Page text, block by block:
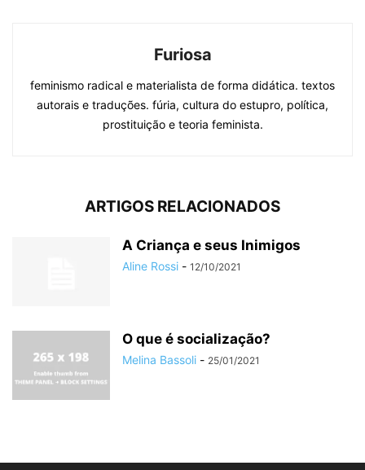
Furiosa
feminismo radical e materialista de forma didática. textos
autorais e traduções. fúria, cultura do estupro, política,
prostituição e teoria feminista.
ARTIGOS RELACIONADOS
A Criança e seus Inimigos
Aline Rossi - 12/10/2021
O que é socialização?
Melina Bassoli - 25/01/2021